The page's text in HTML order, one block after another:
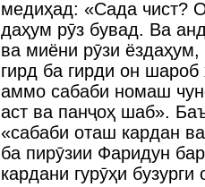
медиҳад: «Сада чист?
даҳум рӯз бувад. Ва
ва миёни рӯзи
гирд ба гирди он
аммо сабаби номаш
аст ва панҷоҳ шаб».
«сабаби оташ кардан
ба пирӯзии Фаридун
кардани гурӯҳи